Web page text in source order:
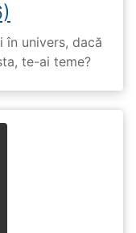
în univers, dacă
te-ai teme?